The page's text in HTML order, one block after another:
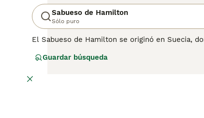
Sabueso de Hamilton
Sólo puro
El Sabueso de Hamilton se originó en Suecia,
hermoso perro. Fueron criados para cazar
consejos de compra de Sabueso de Hamilton
Guardar búsqueda